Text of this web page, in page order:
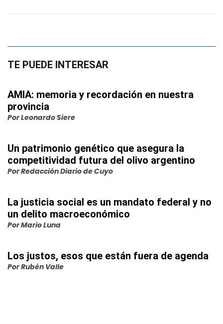
TE PUEDE INTERESAR
AMIA: memoria y recordación en nuestra
provincia
PorLeonardo Siere
Un patrimonio genético que asegura la
competitividad futura del olivo argentino
PorRedacción Diario de Cuyo
La justicia social es un mandato federal y no
un delito macroeconómico
PorMario Luna
Los justos, esos que están fuera de agenda
PorRubén Valle